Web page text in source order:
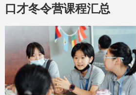
口才冬令营课程汇总